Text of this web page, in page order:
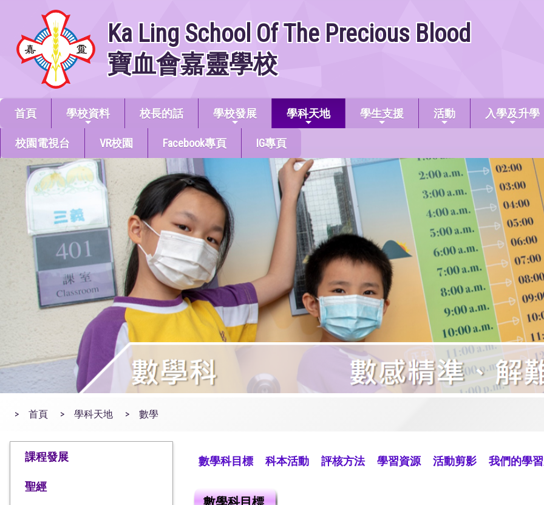
Ka Ling School Of The Precious Blood
寶血會嘉靈學校
首頁 學校資料 校長的話 學校發展 學科天地 學生支援 活動 入學及升學
校園電視台 VR校園 Facebook專頁 IG專頁
> 首頁 > 學科天地 > 數學
課程發展
聖經
數學科目標 科本活動 評核方法 學習資源 活動剪影 我們的學